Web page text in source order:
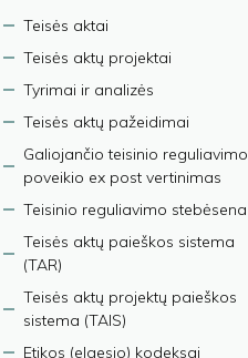
Teisės aktai
Teisės aktų projektai
Tyrimai ir analizės
Teisės aktų pažeidimai
Galiojančio teisinio reguliavimo
poveikio ex post vertinimas
Teisinio reguliavimo stebėsena
Teisės aktų paieškos sistema
(TAR)
Teisės aktų projektų paieškos
sistema (TAIS)
Etikos (elgesio) kodeksai